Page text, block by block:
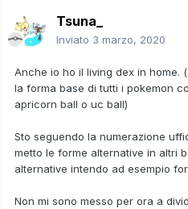
Tsuna_
Inviato 3 marzo, 2020
Anche io ho il living dex in home.
la forma base di tutti i pokemon
apricorn ball o uc ball)
Sto seguendo la numerazione
metto le forme alternative in altri
alternative intendo ad esempio
Non mi sono messo per ora a